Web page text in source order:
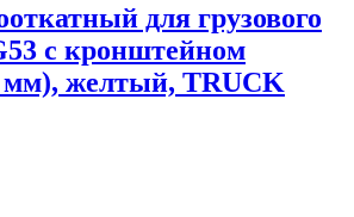
для грузового
с кронштейном
мм), желтый, TRUCK